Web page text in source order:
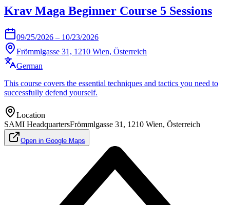
Krav Maga Beginner Course 5 Sessions
09/25/2026 – 10/23/2026
Frömmlgasse 31, 1210 Wien, Österreich
German
This course covers the essential techniques and tactics you need to
successfully defend yourself.
Location
SAMI HeadquartersFrömmlgasse 31, 1210 Wien, Österreich
Open in Google Maps